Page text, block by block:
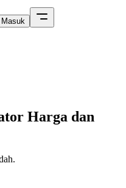
Masuk
Harga dan